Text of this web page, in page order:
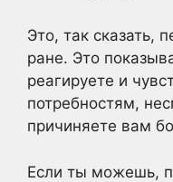
Это, так сказать,
ране. Это
реагируете и
потребностям,
причиняете вам
Если ты можешь,